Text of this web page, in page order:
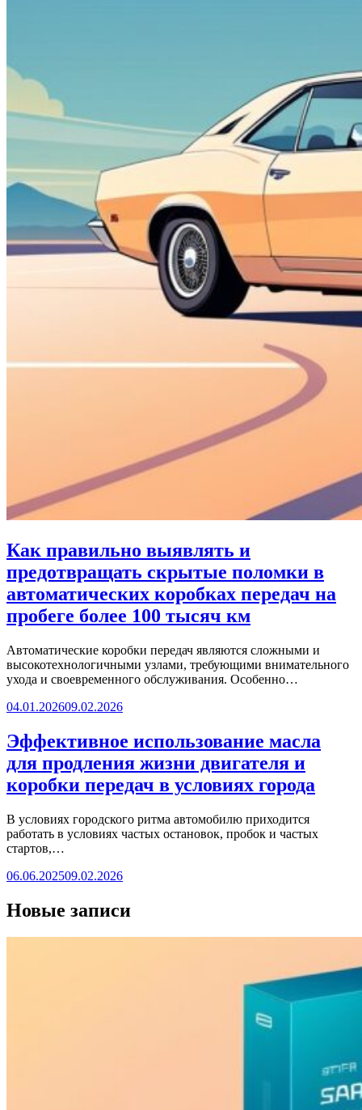
Как правильно выявлять и
предотвращать скрытые поломки в
автоматических коробках передач на
пробеге более 100 тысяч км
Автоматические коробки передач являются сложными и
высокотехнологичными узлами, требующими внимательного
ухода и своевременного обслуживания. Особенно…
04.01.202609.02.2026
Эффективное использование масла
для продления жизни двигателя и
коробки передач в условиях города
В условиях городского ритма автомобилю приходится
работать в условиях частых остановок, пробок и частых
стартов,…
06.06.202509.02.2026
Новые записи